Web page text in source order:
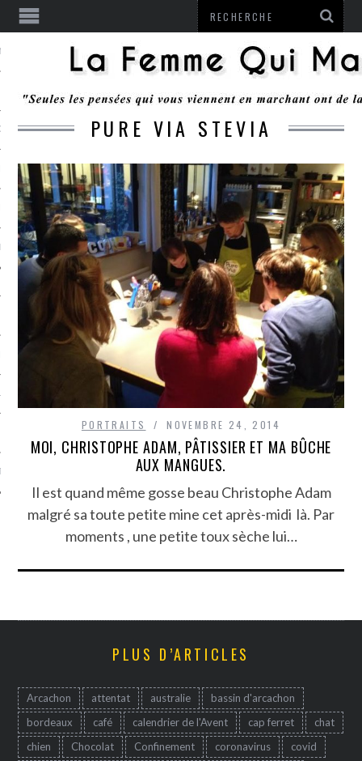
RESTER
ARCACHON
PURE VIA STEVIA
PORTRAITS NOVEMBRE 24, 2014
MOI, CHRISTOPHE ADAM, PÂTISSIER ET MA BÛCHE
AUX MANGUES.
Il est quand même gosse beau Christophe Adam
malgré sa toute petite mine cet après-midi là. Par
moments , une petite toux sèche lui…
PLUS D’ARTICLES
Arcachon attentat australie
bassin d'arcachon
bordeaux
café calendrier de l'Avent cap ferret
chat
chien
Chocolat Confinement coronavirus
covid